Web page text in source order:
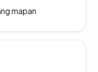
mapan